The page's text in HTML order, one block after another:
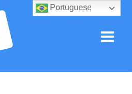
Portuguese